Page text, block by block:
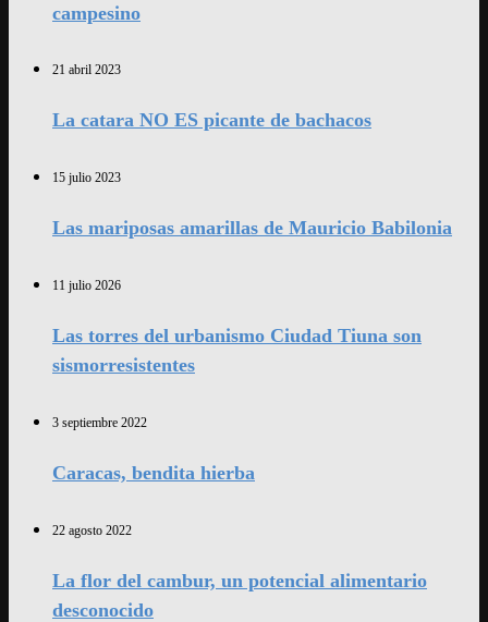
campesino
21 abril 2023
La catara NO ES picante de bachacos
15 julio 2023
Las mariposas amarillas de Mauricio Babilonia
11 julio 2026
Las torres del urbanismo Ciudad Tiuna son
sismorresistentes
3 septiembre 2022
Caracas, bendita hierba
22 agosto 2022
La flor del cambur, un potencial alimentario
desconocido